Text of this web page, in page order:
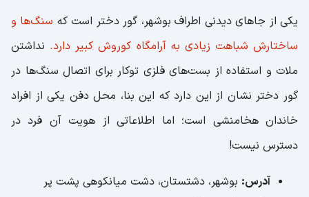
یکی از جاهای دیدنی اطراف بوشهر، گور دختر است که سنگ‌ها و
ساختارش شباهت زیادی به آرامگاه کوروش کبیر دارد. نداشتن
ملات و استفاده از بست‌های فلزی توکار برای اتصال سنگ‌ها در
گور دختر نشان از این دارد که این بنا، محل دفن یکی از افراد
خاندان هخامنشی است؛ اما اطلاعاتی از هویت آن فرد در
دسترس نیست!
آدرس: بوشهر، دشتستان، دشت میانکوهی پشت پر